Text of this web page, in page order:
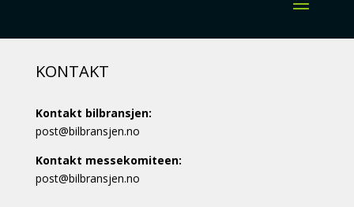
KONTAKT
Kontakt bilbransjen:
post@bilbransjen.no
Kontakt messekomiteen:
post@bilbransjen.no